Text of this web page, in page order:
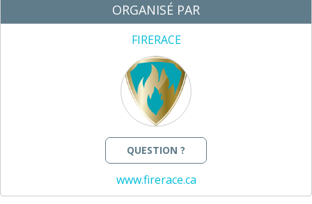
ORGANISÉ PAR
FIRERACE
QUESTION ?
www.firerace.ca